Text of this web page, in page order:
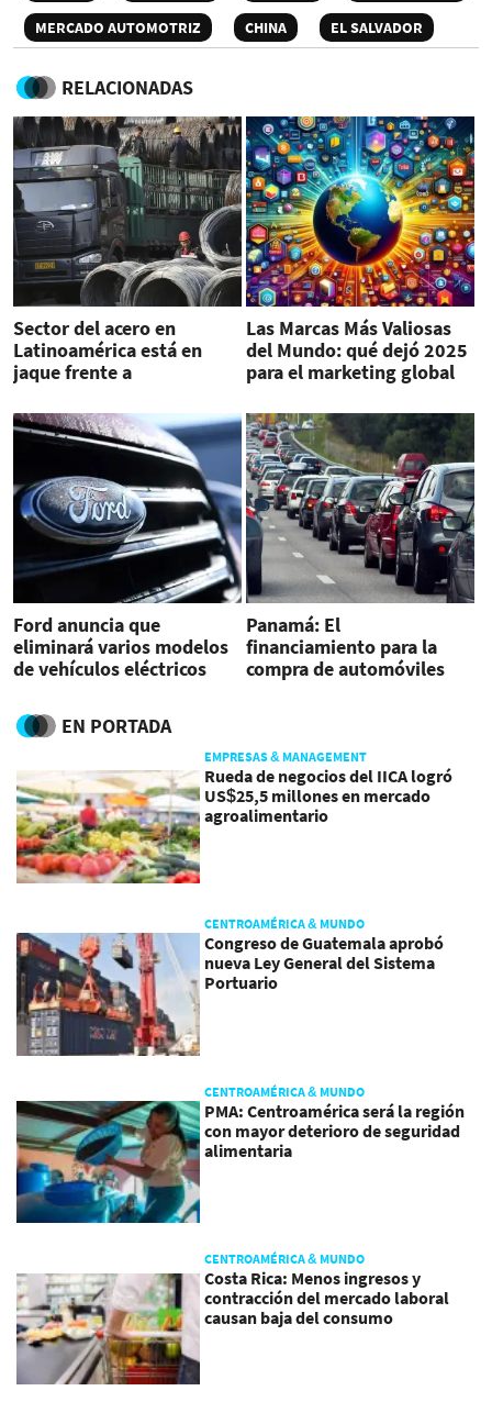
MERCADO AUTOMOTRIZ
CHINA EL SALVADOR
RELACIONADAS
Sector del acero en
Latinoamérica está en
jaque frente a
Las Marcas Más Valiosas
del Mundo: qué dejó 2025
para el marketing global
Ford anuncia que
eliminará varios modelos
de vehículos eléctricos
Panamá: El
financiamiento para la
compra de automóviles
EN PORTADA
EMPRESAS & MANAGEMENT
Rueda de negocios del IICA logró
US$25,5 millones en mercado
agroalimentario
CENTROAMÉRICA & MUNDO
Congreso de Guatemala aprobó
nueva Ley General del Sistema
Portuario
CENTROAMÉRICA & MUNDO
PMA: Centroamérica será la región
con mayor deterioro de seguridad
alimentaria
CENTROAMÉRICA & MUNDO
Costa Rica: Menos ingresos y
contracción del mercado laboral
causan baja del consumo